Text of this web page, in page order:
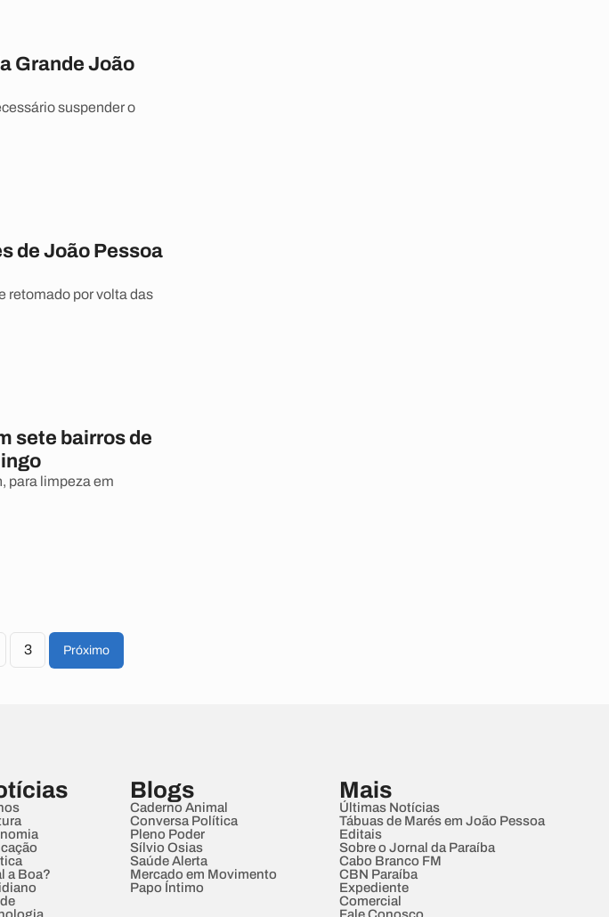
Grande João
suspender o
de João Pessoa
retomado por volta das
sete bairros de
para limpeza em
3 Próximo
a Boa?
Blogs
Caderno Animal
Conversa Política
Pleno Poder
Sílvio Osias
Saúde Alerta
Mercado em Movimento
Papo Íntimo
Mais
Últimas Notícias
Tábuas de Marés em João Pessoa
Editais
Sobre o Jornal da Paraíba
Cabo Branco FM
CBN Paraíba
Expediente
Comercial